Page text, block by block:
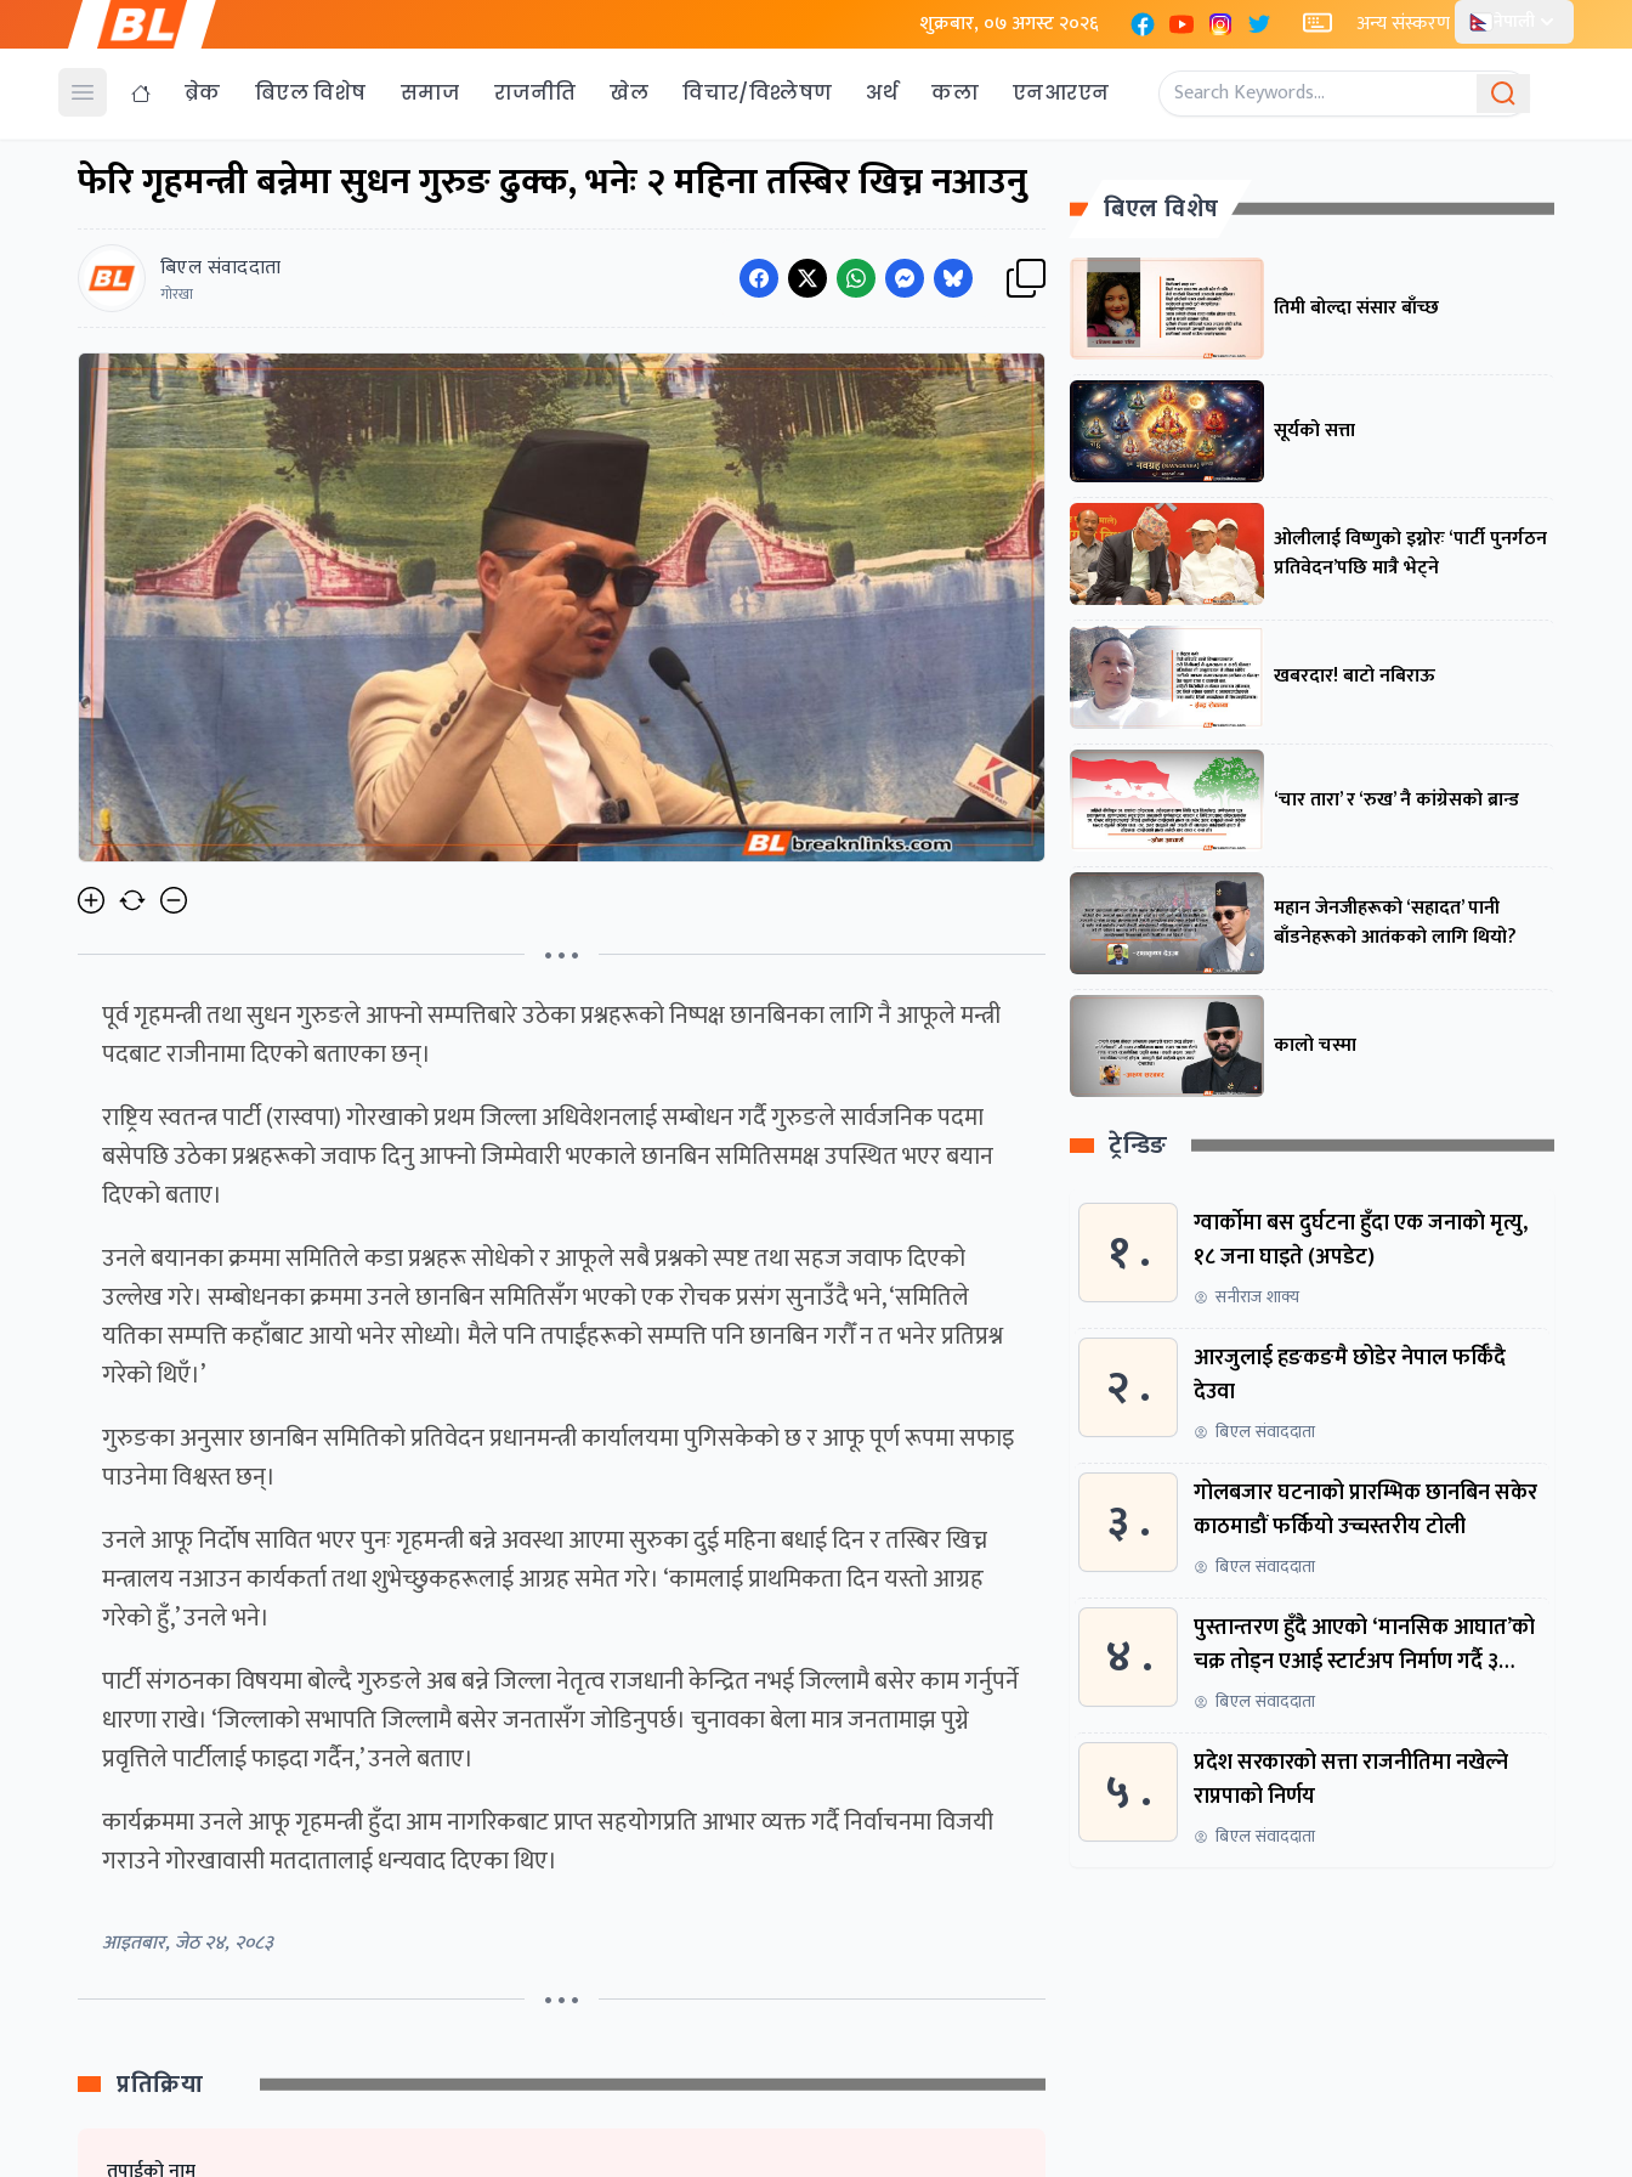
शुक्रबार, ०७ अगस्ट २०२६ FacebookYouTubeInstagram
X अन्य संस्करण
Open menu ब्रेक बिएल विशेष समाज राजनीति खेल विचार/विश्लेषण अर्थ कला एनआरएन
फेरि गृहमन्त्री बन्नेमा सुधन गुरुङ ढुक्क, भनेः २ महिना तस्बिर खिच्न नआउनु
बिएल संवाददाता
गोरखा
• • •
पूर्व गृहमन्त्री तथा सुधन गुरुङले आफ्नो सम्पत्तिबारे उठेका प्रश्नहरूको निष्पक्ष छानबिनका लागि नै आफूले मन्त्री
पदबाट राजीनामा दिएको बताएका छन्।
राष्ट्रिय स्वतन्त्र पार्टी (रास्वपा) गोरखाको प्रथम जिल्ला अधिवेशनलाई सम्बोधन गर्दै गुरुङले सार्वजनिक पदमा
बसेपछि उठेका प्रश्नहरूको जवाफ दिनु आफ्नो जिम्मेवारी भएकाले छानबिन समितिसमक्ष उपस्थित भएर बयान
दिएको बताए।
उनले बयानका क्रममा समितिले कडा प्रश्नहरू सोधेको र आफूले सबै प्रश्नको स्पष्ट तथा सहज जवाफ दिएको
उल्लेख गरे। सम्बोधनका क्रममा उनले छानबिन समितिसँग भएको एक रोचक प्रसंग सुनाउँदै भने, ‘समितिले
यतिका सम्पत्ति कहाँबाट आयो भनेर सोध्यो। मैले पनि तपाईंहरूको सम्पत्ति पनि छानबिन गरौँ न त भनेर प्रतिप्रश्न
गरेको थिएँ।’
गुरुङका अनुसार छानबिन समितिको प्रतिवेदन प्रधानमन्त्री कार्यालयमा पुगिसकेको छ र आफू पूर्ण रूपमा सफाइ
पाउनेमा विश्वस्त छन्।
उनले आफू निर्दोष सावित भएर पुनः गृहमन्त्री बन्ने अवस्था आएमा सुरुका दुई महिना बधाई दिन र तस्बिर खिच्न
मन्त्रालय नआउन कार्यकर्ता तथा शुभेच्छुकहरूलाई आग्रह समेत गरे। ‘कामलाई प्राथमिकता दिन यस्तो आग्रह
गरेको हुँ,’ उनले भने।
पार्टी संगठनका विषयमा बोल्दै गुरुङले अब बन्ने जिल्ला नेतृत्व राजधानी केन्द्रित नभई जिल्लामै बसेर काम गर्नुपर्ने
धारणा राखे। ‘जिल्लाको सभापति जिल्लामै बसेर जनतासँग जोडिनुपर्छ। चुनावका बेला मात्र जनतामाझ पुग्ने
प्रवृत्तिले पार्टीलाई फाइदा गर्दैन,’ उनले बताए।
कार्यक्रममा उनले आफू गृहमन्त्री हुँदा आम नागरिकबाट प्राप्त सहयोगप्रति आभार व्यक्त गर्दै निर्वाचनमा विजयी
गराउने गोरखावासी मतदातालाई धन्यवाद दिएका थिए।
आइतबार, जेठ २४, २०८३
• • •
प्रतिक्रिया
बिएल विशेष
तिमी बोल्दा संसार बाँच्छ
सूर्यको सत्ता
ओलीलाई विष्णुको इग्नोरः ‘पार्टी पुनर्गठन
प्रतिवेदन’पछि मात्रै भेट्ने
खबरदार! बाटो नबिराऊ
‘चार तारा’ र ‘रुख’ नै कांग्रेसको ब्रान्ड
महान जेनजीहरूको ‘सहादत’ पानी
बाँडनेहरूको आतंकको लागि थियो?
कालो चस्मा
ट्रेन्डिङ
१ .
ग्वार्काेमा बस दुर्घटना हुँदा एक जनाकाे मृत्यु,
१८ जना घाइते (अपडेट)
सनीराज शाक्य
२ .
आरजुलाई हङकङमै छोडेर नेपाल फर्किँदै
देउवा
बिएल संवाददाता
३ .
गोलबजार घटनाको प्रारम्भिक छानबिन सकेर
काठमाडौं फर्कियो उच्चस्तरीय टोली
बिएल संवाददाता
४ .
पुस्तान्तरण हुँदै आएको ‘मानसिक आघात’को
चक्र तोड्न एआई स्टार्टअप निर्माण गर्दै ३
नेपाली
बिएल संवाददाता
५ .
प्रदेश सरकारको सत्ता राजनीतिमा नखेल्ने
राप्रपाको निर्णय
बिएल संवाददाता